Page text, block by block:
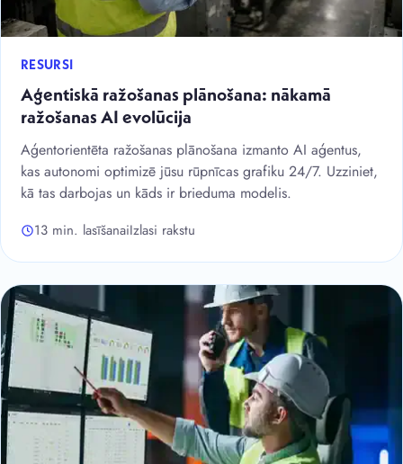
RESURSI
Aģentiskā ražošanas plānošana: nākamā
ražošanas AI evolūcija
Aģentorientēta ražošanas plānošana izmanto AI aģentus,
kas autonomi optimizē jūsu rūpnīcas grafiku 24/7. Uzziniet,
kā tas darbojas un kāds ir brieduma modelis.
13 min. lasīšanaiIzlasi rakstu